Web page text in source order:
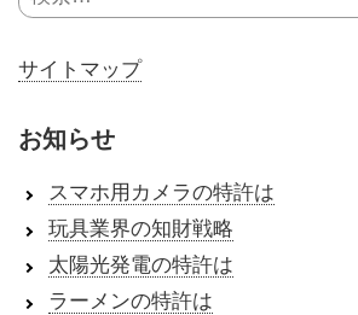
索:
サイトマップ
お知らせ
スマホ用カメラの特許は
玩具業界の知財戦略
太陽光発電の特許は
ラーメンの特許は